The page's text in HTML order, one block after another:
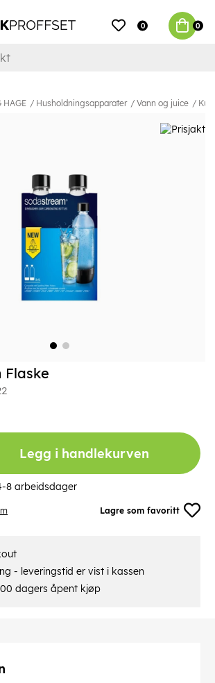
0 0
HAGE Husholdningsapparater Vann og juice
Lagre som favoritt
Flaske
Legg i handlekurven
8 arbeidsdager
- leveringstid er vist i kassen
dagers åpent kjøp